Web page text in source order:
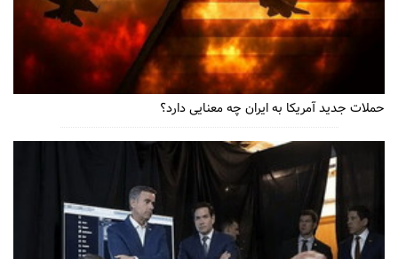
حملات جدید آمریکا به ایران چه معنایی دارد؟